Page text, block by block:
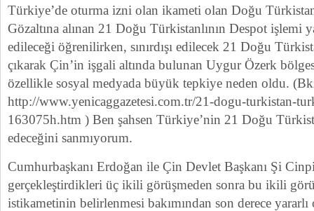
Türkiye’de oturma izni olan ikameti olan Doğu
Gözaltına alınan 21 Doğu Türkistanlının Despot işlemi
edileceği öğrenilirken, sınırdışı edilecek 21 Doğu
çıkarak Çin’in işgali altında bulunan Uygur Özerk
özellikle sosyal medyada büyük tepkiye neden oldu.
http://www.yenicaggazetesi.com.tr/21-dogu-turkistan-
163075h.htm ) Ben şahsen Türkiye’nin 21 Doğu
edeceğini sanmıyorum.
Cumhurbaşkanı Erdoğan ile Çin Devlet Başkanı Şi
gerçekleştirdikleri üç ikili görüşmeden sonra bu ikili
istikametinin belirlenmesi bakımından son derece